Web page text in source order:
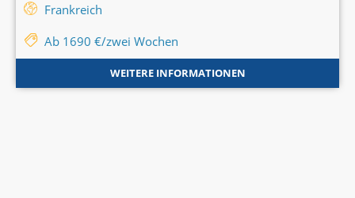
Frankreich
Ab 1690 €/zwei Wochen
WEITERE INFORMATIONEN